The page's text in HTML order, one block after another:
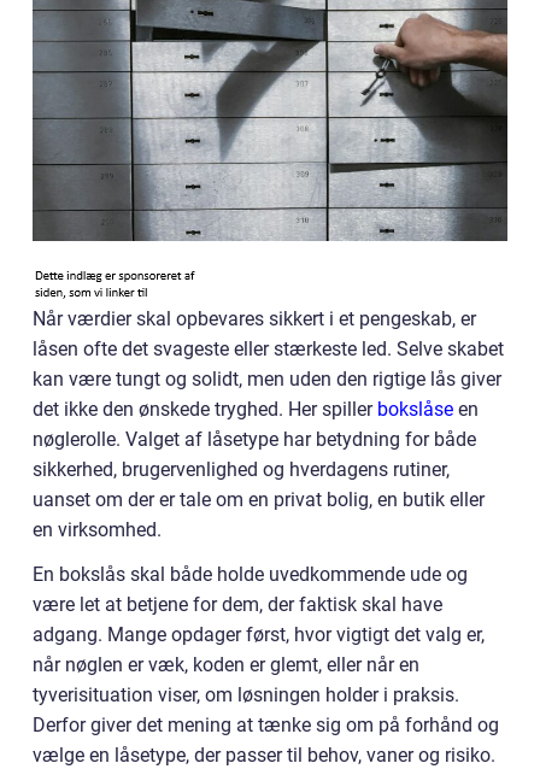
Når værdier skal opbevares sikkert i et pengeskab, er
låsen ofte det svageste eller stærkeste led. Selve skabet
kan være tungt og solidt, men uden den rigtige lås giver
det ikke den ønskede tryghed. Her spiller bokslåse en
nøglerolle. Valget af låsetype har betydning for både
sikkerhed, brugervenlighed og hverdagens rutiner,
uanset om der er tale om en privat bolig, en butik eller
en virksomhed.
En bokslås skal både holde uvedkommende ude og
være let at betjene for dem, der faktisk skal have
adgang. Mange opdager først, hvor vigtigt det valg er,
når nøglen er væk, koden er glemt, eller når en
tyverisituation viser, om løsningen holder i praksis.
Derfor giver det mening at tænke sig om på forhånd og
vælge en låsetype, der passer til behov, vaner og risiko.